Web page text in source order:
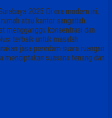
2025 Di era modern ini,
atau kantor sangatlah
mengganggu konsentrasi dan
terbaik untuk masalah
jasa peredam suara ruangan.
menciptakan suasana tenang dan